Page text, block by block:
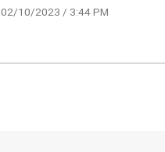
02/10/2023 / 3:44 PM